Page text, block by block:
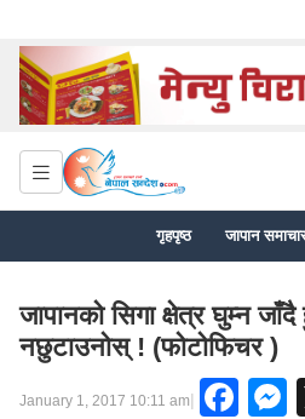
गृहपृष्ठ जापान
जापानको सिगा क्षेत्र घुम्न
नछुटाउनोस् ! (फोटोफिचर )
January 1, 2017 10:11 am|